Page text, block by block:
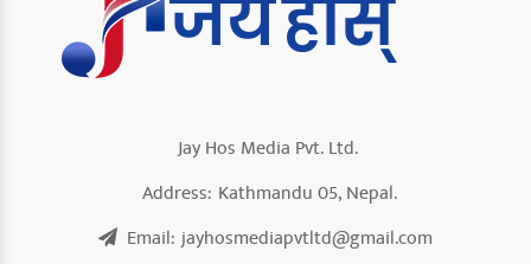
Jay Hos Media Pvt. Ltd.
Address: Kathmandu 05, Nepal.
Email: jayhosmediapvtltd@gmail.com